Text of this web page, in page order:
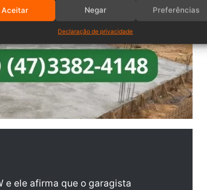
Aceitar Negar Preferências
Declaração de privacidade
em atraso.
e ele afirma que o garagista